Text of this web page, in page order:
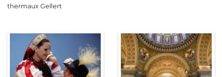
thermaux Gellert